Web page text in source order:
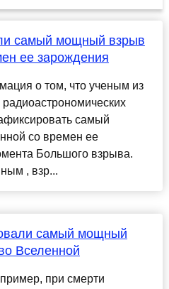
самый мощный взрыв
ее зарождения
о том, что ученым из
самый
со времен ее
Большого взрыва.
, взр...
самый мощный
Вселенной
при смерти